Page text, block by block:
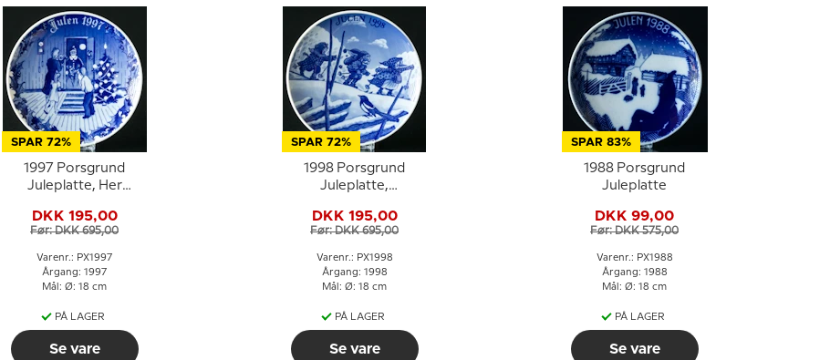
SPAR 72%
1997 Porsgrund
Juleplatte, Her
DKK 195,00
Før: DKK 695,00
Varenr.: PX1997
Årgang: 1997
Mål: Ø: 18 cm
PÅ LAGER
Se vare
SPAR 72%
1998 Porsgrund
Juleplatte,
DKK 195,00
Før: DKK 695,00
Varenr.: PX1998
Årgang: 1998
Mål: Ø: 18 cm
PÅ LAGER
Se vare
SPAR 83%
1988 Porsgrund
Juleplatte
DKK 99,00
Før: DKK 575,00
Varenr.: PX1988
Årgang: 1988
Mål: Ø: 18 cm
PÅ LAGER
Se vare